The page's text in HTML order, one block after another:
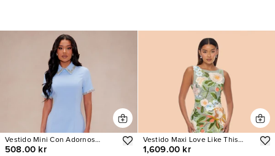
Vestido Mini Con Adornos
Evette
508.00 kr
Vestido Maxi Love Like This
Floral Embroidered
1,609.00 kr